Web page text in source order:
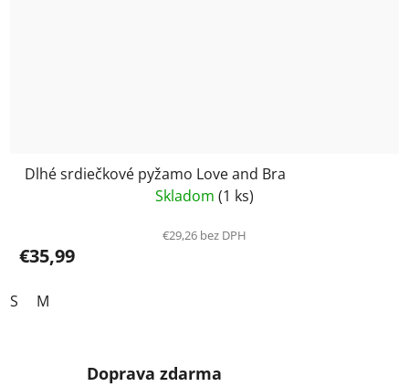
Dlhé srdiečkové pyžamo Love and Bra
Skladom (1 ks)
€29,26 bez DPH
€35,99
S M
Doprava zdarma